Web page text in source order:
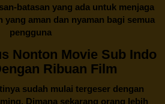
batasan yang ada untuk menjaga
yang aman dan nyaman bagi semua
pengguna
Nonton Movie Sub Indo
Ribuan Film
sudah mulai tergeser dengan
Dimana sekarang orang lebih